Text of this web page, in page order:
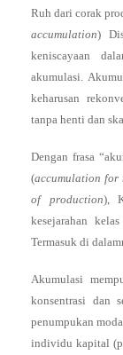
Ruh dari corak
accumulation)
keniscayaan
akumulasi.
keharusan
tanpa henti dan
Dengan frasa
(accumulation for
of production),
kesejarahan
Termasuk di
Akumulasi
konsentrasi dan
penumpukan
individu kapital